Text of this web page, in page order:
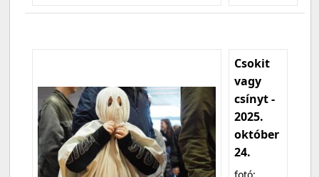
Csokit
vagy
csínyt -
2025.
október
24.